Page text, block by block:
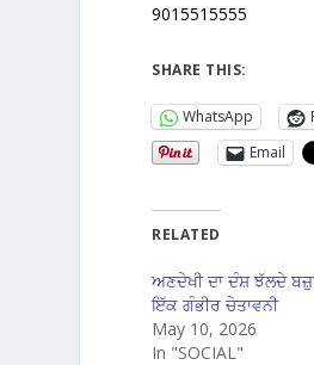
9015515555
SHARE THIS:
WhatsApp
Email
RELATED
ਅਣਦੇਖੀ ਦਾ ਦੰਸ਼ ਝੱਲਦੇ
ਇੱਕ ਗੰਭੀਰ ਚੇਤਾਵਨੀ
May 10, 2026
In "SOCIAL"